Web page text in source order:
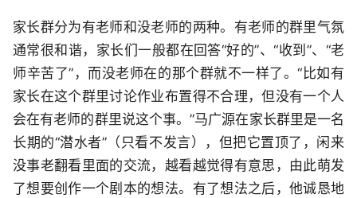
家长群分为有老师和没老师的两种。有老师的群里气氛
通常很和谐，家长们一般都在回答“好的”、“收到”、“老
师辛苦了”，而没老师在的那个群就不一样了。“比如有
家长在这个群里讨论作业布置得不合理，但没有一个人
会在有老师的群里说这个事。”马广源在家长群里是一名
长期的“潜水者”（只看不发言），但把它置顶了，闲来
没事老翻看里面的交流，越看越觉得有意思，由此萌发
了想要创作一个剧本的想法。有了想法之后，他诚恳地